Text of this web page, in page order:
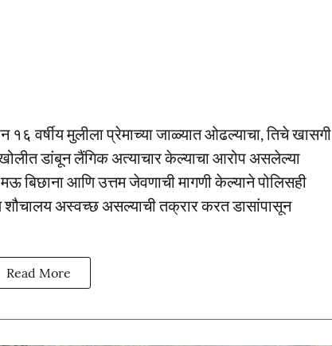
वर्षीय मुलीला प्रेमाच्या जाळ्यात ओढल्याचा, तिचे खासगी
डांबून लैंगिक अत्याचार केल्याचा आरोप असलेल्या
बिछाना आणि उत्तम जेवणाची मागणी केल्याने पोलिसही
अस्वच्छ असल्याची तक्रार करत डासांपासून
Read More